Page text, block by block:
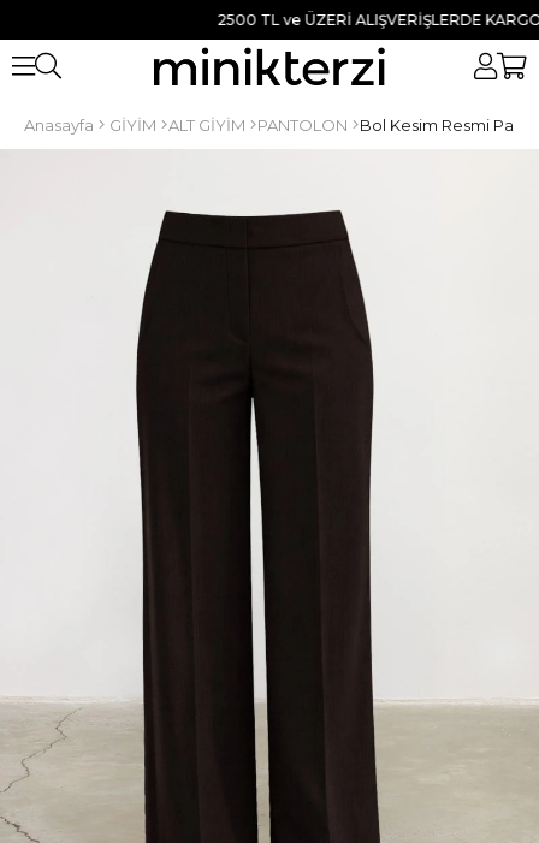
2500 TL ve ÜZERİ ALIŞVERİŞLERDE KARGO
Anasayfa GİYİM ALT GİYİM PANTOLON Bol Kesim Resmi